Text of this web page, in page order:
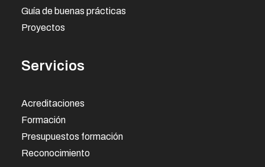
Guía de buenas prácticas
Proyectos
Servicios
Acreditaciones
Formación
Presupuestos formación
Reconocimiento